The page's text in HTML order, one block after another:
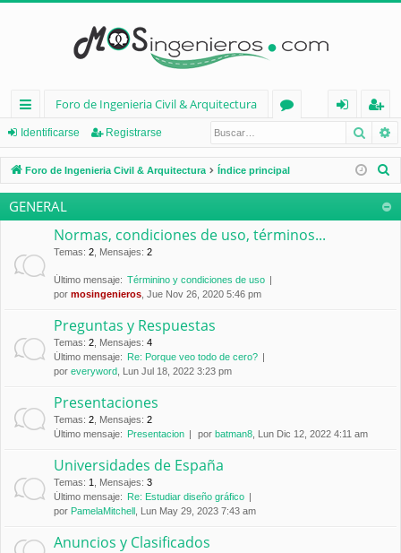
nl
ac
es
rá
d
Foro de Ingenieria Civil & Arquitectura
os
nt
ifi
eg
ist
ra
Identificarse Registrarse
Foro de Ingenieria Civil & Arquitectura Índice principal
GENERAL
Normas, condiciones de uso, términos...
Temas: 2 Mensajes: 2
Último mensaje: Términino y condiciones de uso
por mosingenieros , Jue Nov 26, 2020 5:46 pm
Preguntas y Respuestas
Temas: 2 Mensajes: 4
Último mensaje: Re: Porque veo todo de cero?
por everyword , Lun Jul 18, 2022 3:23 pm
Presentaciones
Temas: 2 Mensajes: 2
Último mensaje: Presentacion por batman8 , Lun Dic 12, 2022 4:11 am
Universidades de España
Temas: 1 Mensajes: 3
Último mensaje: Re: Estudiar diseño gráfico
por PamelaMitchell , Lun May 29, 2023 7:43 am
Anuncios y Clasificados